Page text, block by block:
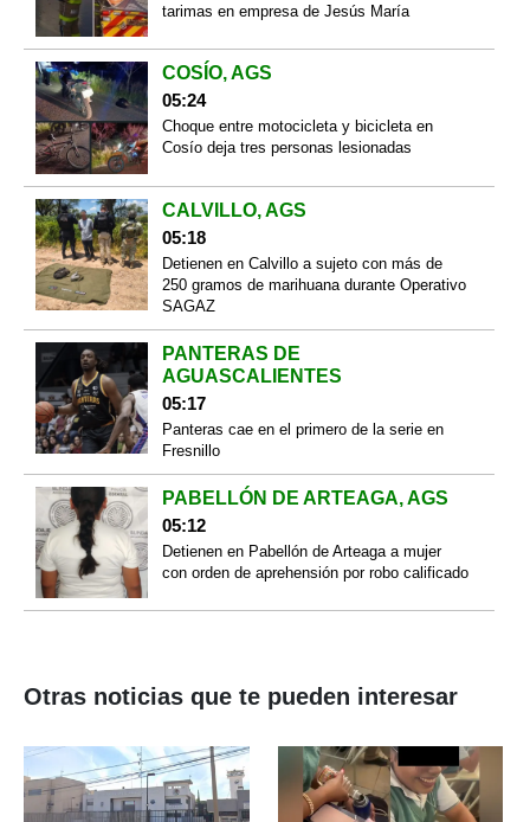
tarimas en empresa de Jesús María
COSÍO, AGS
05:24
Choque entre motocicleta y bicicleta en
Cosío deja tres personas lesionadas
CALVILLO, AGS
05:18
Detienen en Calvillo a sujeto con más de
250 gramos de marihuana durante Operativo
SAGAZ
PANTERAS DE
AGUASCALIENTES
05:17
Panteras cae en el primero de la serie en
Fresnillo
PABELLÓN DE ARTEAGA, AGS
05:12
Detienen en Pabellón de Arteaga a mujer
con orden de aprehensión por robo calificado
Otras noticias que te pueden interesar